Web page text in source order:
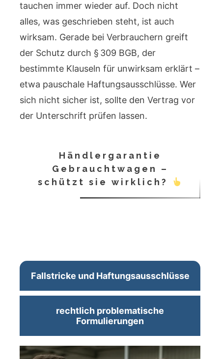
tauchen immer wieder auf. Doch nicht
alles, was geschrieben steht, ist auch
wirksam. Gerade bei Verbrauchern greift
der Schutz durch § 309 BGB, der
bestimmte Klauseln für unwirksam erklärt –
etwa pauschale Haftungsausschlüsse. Wer
sich nicht sicher ist, sollte den Vertrag vor
der Unterschrift prüfen lassen.
Händlergarantie
Gebrauchtwagen –
schützt sie wirklich?
Fallstricke und Haftungsausschlüsse
rechtlich problematische
Formulierungen